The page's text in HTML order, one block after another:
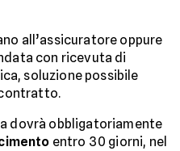
all’assicuratore oppure
con ricevuta di
soluzione possibile
dovrà obbligatoriamente
entro 30 giorni, nel